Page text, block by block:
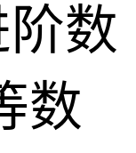
数
数